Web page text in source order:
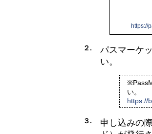
https://
２.
パスマーケ
い。
い。
https://
３.
申し込みの